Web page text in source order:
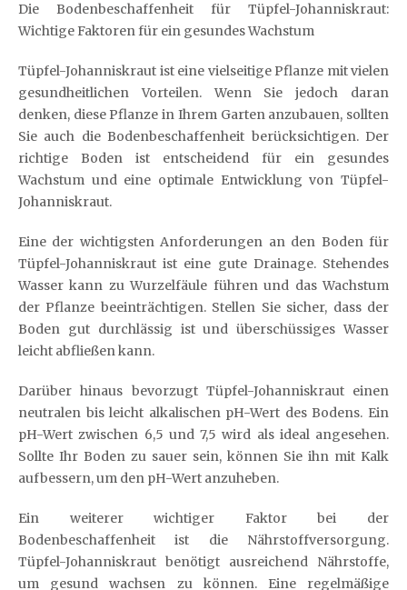
Die Bodenbeschaffenheit für Tüpfel-Johanniskraut:
Wichtige Faktoren für ein gesundes Wachstum
Tüpfel-Johanniskraut ist eine vielseitige Pflanze mit vielen
gesundheitlichen Vorteilen. Wenn Sie jedoch daran
denken, diese Pflanze in Ihrem Garten anzubauen, sollten
Sie auch die Bodenbeschaffenheit berücksichtigen. Der
richtige Boden ist entscheidend für ein gesundes
Wachstum und eine optimale Entwicklung von Tüpfel-
Johanniskraut.
Eine der wichtigsten Anforderungen an den Boden für
Tüpfel-Johanniskraut ist eine gute Drainage. Stehendes
Wasser kann zu Wurzelfäule führen und das Wachstum
der Pflanze beeinträchtigen. Stellen Sie sicher, dass der
Boden gut durchlässig ist und überschüssiges Wasser
leicht abfließen kann.
Darüber hinaus bevorzugt Tüpfel-Johanniskraut einen
neutralen bis leicht alkalischen pH-Wert des Bodens. Ein
pH-Wert zwischen 6,5 und 7,5 wird als ideal angesehen.
Sollte Ihr Boden zu sauer sein, können Sie ihn mit Kalk
aufbessern, um den pH-Wert anzuheben.
Ein weiterer wichtiger Faktor bei der
Bodenbeschaffenheit ist die Nährstoffversorgung.
Tüpfel-Johanniskraut benötigt ausreichend Nährstoffe,
um gesund wachsen zu können. Eine regelmäßige